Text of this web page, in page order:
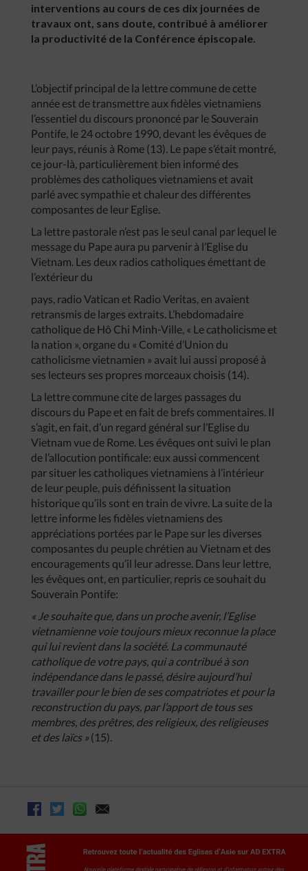
interventions au cours de ces dix journées de
travaux ont, sans doute, contribué à améliorer
la productivité de la Conférence épiscopale.
L’objectif principal de la lettre commune de cette
année est de transmettre aux fidèles vietnamiens
l’essentiel du discours prononcé par le Souverain
Pontife, le 24 octobre 1990, devant les évêques de
leur pays, réunis à Rome (13). Le pape s’était montré,
ce jour-là, particulièrement bien informé des
problèmes des catholiques vietnamiens et avait
parlé avec sympathie et chaleur des différentes
composantes de leur Eglise.
La lettre pastorale n’est pas le seul canal par lequel le
message du Pape aura pu parvenir à l’Eglise du
Vietnam. Les deux radios catholiques émettant de
l’extérieur du
pays, radio Vatican et Radio Veritas, en avaient
retransmis de larges extraits. L’hebdomadaire
catholique de Hô Chi Minh-Ville, « Le catholicisme et
la nation », organe du « Comité d’Union du
catholicisme vietnamien » avait lui aussi proposé à
ses lecteurs ses propres morceaux choisis (14).
La lettre commune cite de larges passages du
discours du Pape et en fait de brefs commentaires. Il
s’agit, en fait, d’un regard général sur l’Eglise du
Vietnam vue de Rome. Les évêques ont suivi le plan
de l’allocution pontificale: eux aussi commencent
par situer les catholiques vietnamiens à l’intérieur
de leur peuple, puis définissent la situation
historique qu’ils sont en train de vivre. La suite de la
lettre informe les fidèles vietnamiens des
appréciations portées par le Pape sur les diverses
composantes du peuple chrétien au Vietnam et des
encouragements qu’il leur adresse. Dans leur lettre,
les évêques ont, en particulier, repris ce souhait du
Souverain Pontife:
« Je souhaite que, dans un proche avenir, l’Eglise
vietnamienne voie toujours mieux reconnue la place
qui lui revient dans la société. La communauté
catholique de votre pays, qui a contribué à son
indépendance dans le passé, désire aujourd’hui
travailler pour le bien de ses compatriotes et pour la
reconstruction du pays, par l’apport de tous ses
membres, des prêtres, des religieux, des religieuses
et des laïcs » (15).